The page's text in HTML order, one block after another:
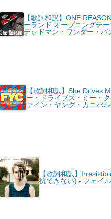
【歌詞和訳】ONE
ーランド オープニングテ
デッドマン・ワンダー・バ
【歌詞和訳】She Drives
ー・ドライブズ・ミー・
ァイン・ヤング・カニバ
【歌詞和訳】
抗できない) - フェイ